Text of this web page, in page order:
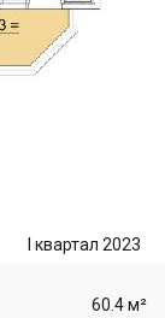
I квартал 2023
60.4 м²